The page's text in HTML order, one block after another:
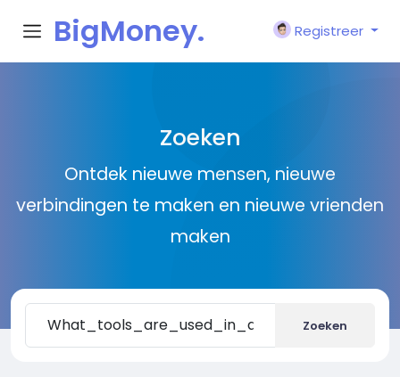
BigMoney.
Registreer
Zoeken
Ontdek nieuwe mensen, nieuwe
verbindingen te maken en nieuwe vrienden
maken
Zoeken